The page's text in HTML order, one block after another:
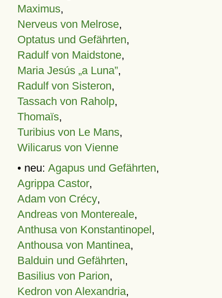
Maximus,
Nerveus von Melrose,
Optatus und Gefährten,
Radulf von Maidstone,
Maria Jesús „a Luna”,
Radulf von Sisteron,
Tassach von Raholp,
Thomaïs,
Turibius von Le Mans,
Wilicarus von Vienne
• neu: Agapus und Gefährten,
Agrippa Castor,
Adam von Crécy,
Andreas von Montereale,
Anthusa von Konstantinopel,
Anthousa von Mantinea,
Balduin und Gefährten,
Basilius von Parion,
Kedron von Alexandria,